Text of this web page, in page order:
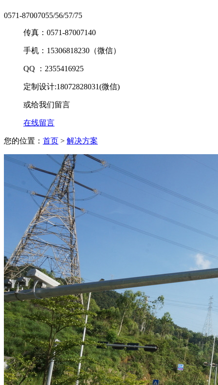
0571-87007055/56/57/75
传真：0571-87007140
手机：15306818230（微信）
QQ ：2355416925
定制设计:18072828031(微信)
或给我们留言
在线留言
您的位置： 首页 > 解决方案